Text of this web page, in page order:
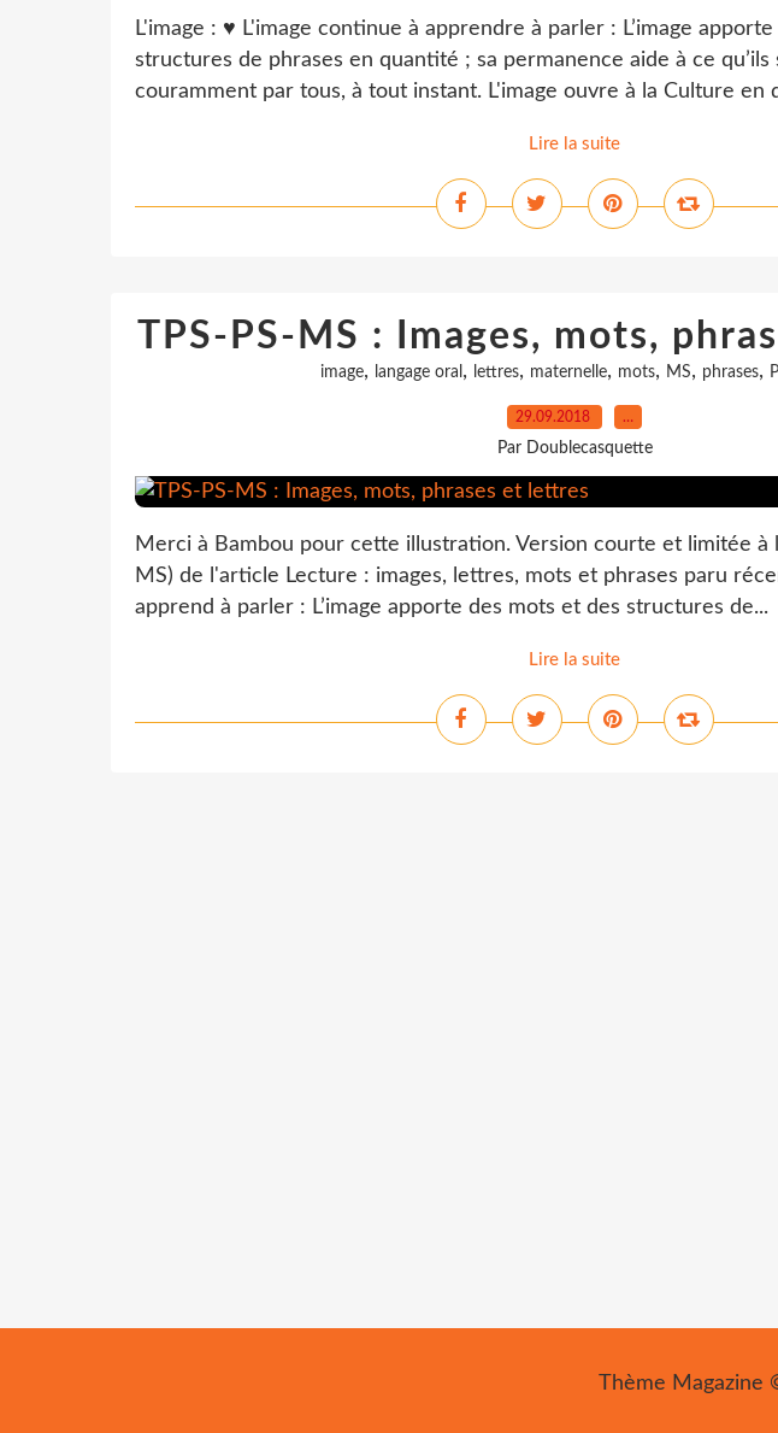
L'image : ♥ L'image continue à apprendre à parler : L’image
structures de phrases en quantité ; sa permanence aide à ce
couramment par tous, à tout instant. L'image ouvre à la Culture en
Lire la suite
TPS-PS-MS : Images, mots,
image, langage oral , lettres, maternelle, mots, MS, phrases,
29.09.2018 …
Par Doublecasquette
Merci à Bambou pour cette illustration. Version courte et limitée à
MS) de l'article Lecture : images, lettres, mots et phrases paru
apprend à parler : L’image apporte des mots et des structures de...
Lire la suite
Thème